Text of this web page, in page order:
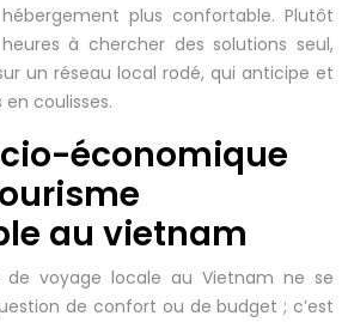
plus confortable. Plutôt
à chercher des solutions seul,
un réseau local rodé, qui anticipe et
coulisses.
économique
au vietnam
de voyage locale au Vietnam ne se
de confort ou de budget ; c’est